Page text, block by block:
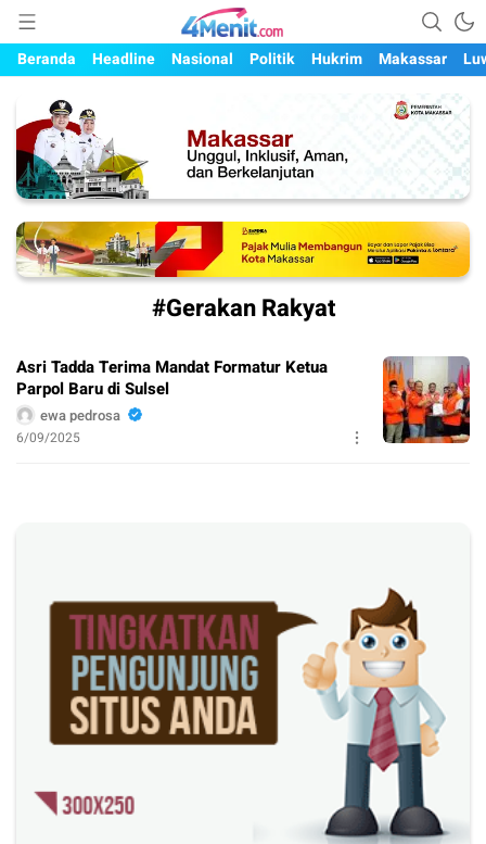
4menit.com
Mengungkap Kisah, Setiap Hari
Beranda
Headline Nasional Politik Hukrim Makassar
#Gerakan Rakyat
Asri Tadda Terima Mandat Formatur Ketua
Parpol Baru di Sulsel
ewa pedrosa
6/09/2025